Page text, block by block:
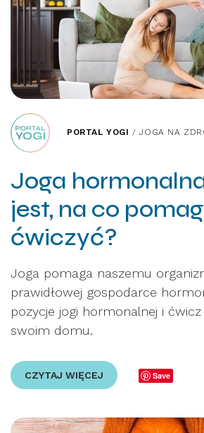
PORTAL YOGI /JOGA NA
Joga
jest, na co
ćwiczyć?
Joga pomaga naszemu
prawidłowej gospodarce
pozycje jogi hormonalnej i
swoim domu.
CZYTAJ WIĘCEJ Save